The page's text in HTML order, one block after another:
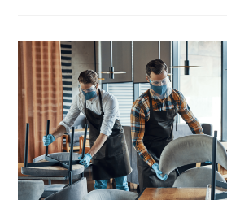
De
Curatenie
Din
Bucuresti
Pentru
Locuinta
Sau
Biroul
Tau?